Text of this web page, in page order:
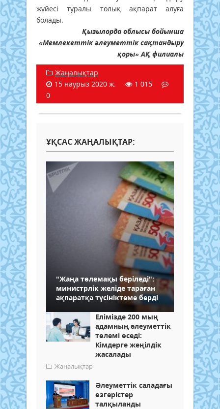
жүйесі туралы толық ақпарат алуға
болады.
Қызылорда облысы бойынша
«Мемлекеттік әлеуметтік сақтандыру
қоры» АҚ филиалы
Жаңалықтар
15 наурыз 2020 ж.
1 015
0
ҰҚСАС ЖАҢАЛЫҚТАР:
"Жаңа төлемақы беріледі":
министрлік желіде тараған
ақпаратқа түсініктеме берді
Елімізде 200 мың
адамның әлеуметтік
төлемі өседі:
Кімдерге жеңілдік
жасалады
Жаңалықтар
Әлеуметтік саладағы
өзгерістер
талқыланды